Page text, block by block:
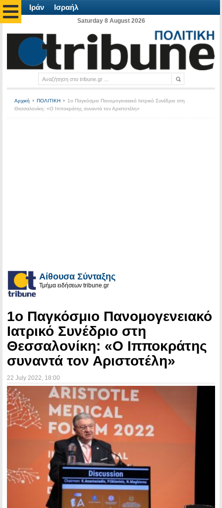
Ιράν Ισραήλ
Saturday 8 August 2026
Αρχική ΠΟΛΙΤΙΚΗ
1ο Παγκόσμιο Πανομογενειακό Ιατρικό Συνέδριο στη
Θεσσαλονίκη: «Ο Ιπποκράτης συναντά τον Αριστοτέλη»
Αίθουσα Σύνταξης
Τμήμα ειδήσεων tribune.gr
1ο Παγκόσμιο Πανομογενειακό
Ιατρικό Συνέδριο στη
Θεσσαλονίκη: «Ο Ιπποκράτης
συναντά τον Αριστοτέλη»
22 July 2022 , 18:00